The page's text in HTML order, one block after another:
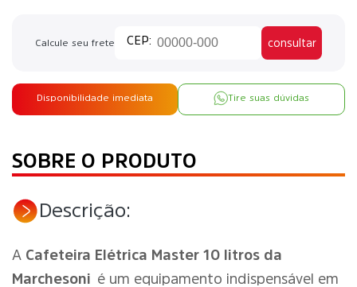
Calcule seu frete consultar
Disponibilidade imediata Tire suas dúvidas
SOBRE O PRODUTO
Descrição:
A Cafeteira Elétrica Master 10 litros da
Marchesoni é um equipamento indispensável em